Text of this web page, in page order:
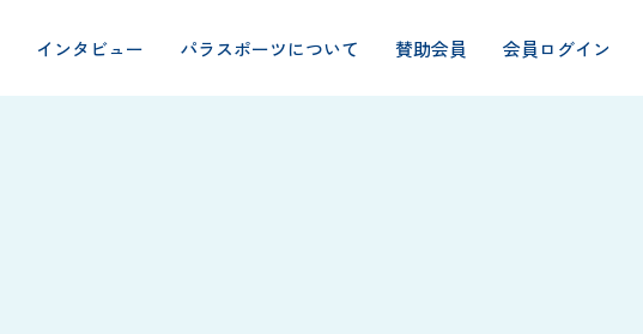
インタビュー パラスポーツについて 賛助会員 会員ログイン